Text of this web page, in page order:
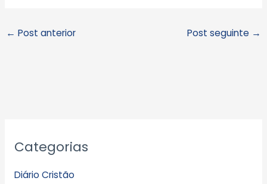
← Post anterior Post seguinte →
Categorias
Diário Cristão
r